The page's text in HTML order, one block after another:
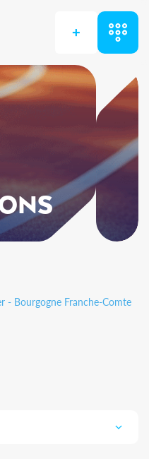
+
- Bourgogne Franche-Comte